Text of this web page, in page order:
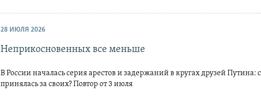
28 ИЮЛЯ 2026
Неприкосновенных все меньше
В России началась серия арестов и задержаний в кругах друзей Путина:
принялась за своих? Повтор от 3 июля